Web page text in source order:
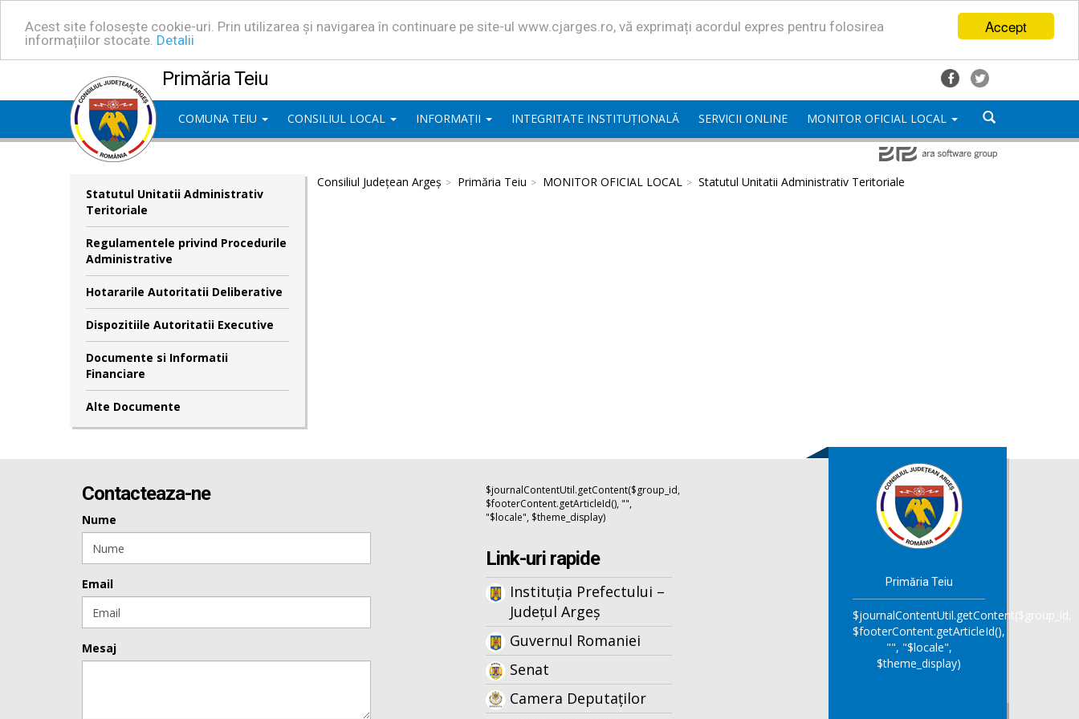
Accept
Acest site folosește cookie-uri. Prin utilizarea și navigarea în continuare pe site-ul www.cjarges.ro, vă exprimați acordul expres pentru folosirea
informațiilor stocate. Detalii
Primăria Teiu
COMUNA TEIU CONSILIUL LOCAL INFORMAȚII INTEGRITATE INSTITUȚIONALĂ SERVICII ONLINE MONITOR OFICIAL LOCAL
Statutul Unitatii Administrativ
Teritoriale
Regulamentele privind Procedurile
Administrative
Hotararile Autoritatii Deliberative
Dispozitiile Autoritatii Executive
Documente si Informatii
Financiare
Alte Documente
Consiliul Județean Argeș Primăria Teiu MONITOR OFICIAL LOCAL Statutul Unitatii Administrativ Teritoriale
Contacteaza-ne
Nume
Email
Mesaj
$journalContentUtil.getContent($group_id,
$footerContent.getArticleId(), "",
"$locale", $theme_display)
Link-uri rapide
Instituția Prefectului –
Județul Argeș
Guvernul Romaniei
Senat
Camera Deputaților
Primăria Teiu
$journalContentUtil.getContent($group_id,
$footerContent.getArticleId(),
"", "$locale",
$theme_display)